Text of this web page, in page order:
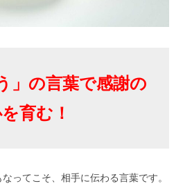
」の言葉で感謝の
育む！
ってこそ、相手に伝わる言葉です。